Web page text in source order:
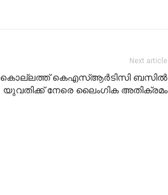
Next article
കൊല്ലത്ത് കെഎസ്ആർടിസി ബസിൽ
യുവതിക്ക് നേരെ ലൈംഗിക അതിക്രമം